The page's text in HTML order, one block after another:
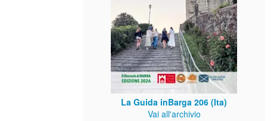
La Guida inBarga 206 (Ita)
Vai all'archivio